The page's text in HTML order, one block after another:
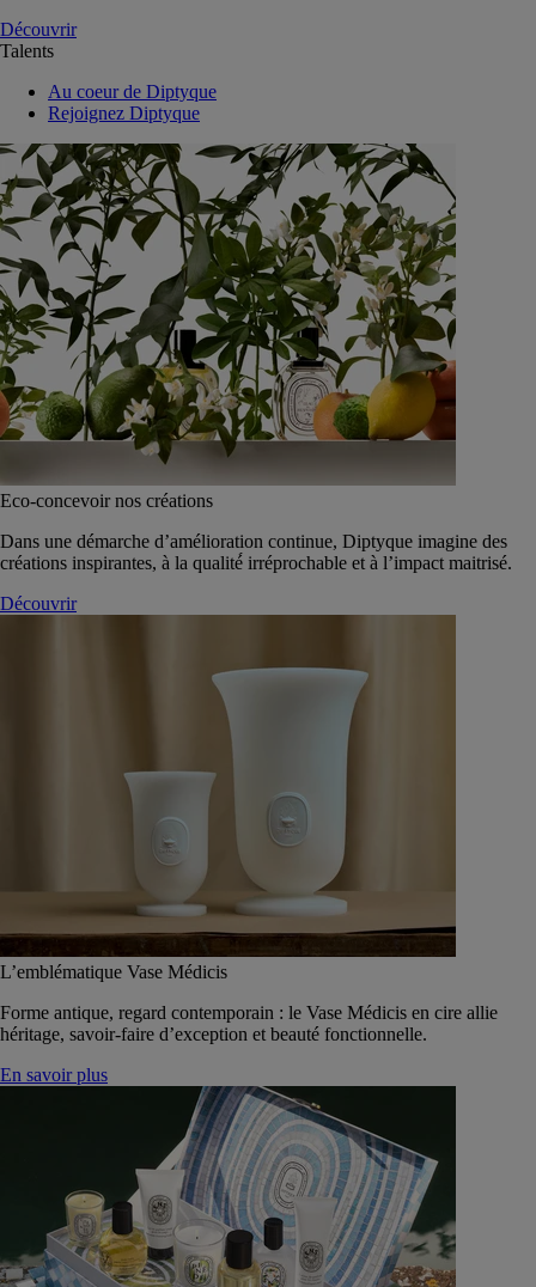
Découvrir
Talents
Au coeur de Diptyque
Rejoignez Diptyque
Eco-concevoir nos créations
Dans une démarche d’amélioration continue, Diptyque imagine des
créations inspirantes, à la qualité́ irréprochable et à l’impact maitrisé.
Découvrir
L’emblématique Vase Médicis
Forme antique, regard contemporain : le Vase Médicis en cire allie
héritage, savoir-faire d’exception et beauté fonctionnelle.
En savoir plus